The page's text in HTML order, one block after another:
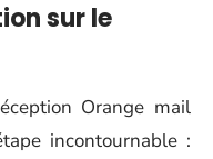
sur le
Orange mail
incontournable :